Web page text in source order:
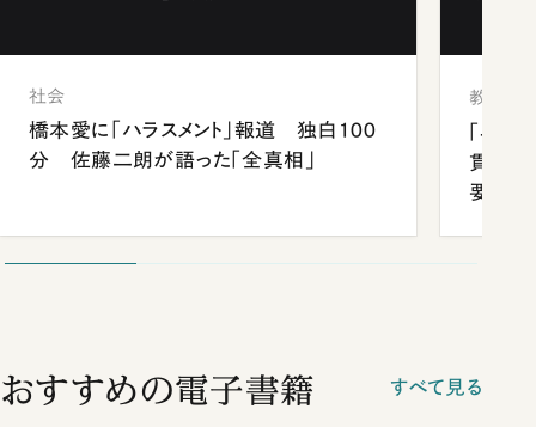
社会
橋本愛に「ハラスメント」報道 独白100
分 佐藤二朗が語った「全真相」
教育
「早
貫校へ
要だっ
おすすめの電子書籍 すべて見る